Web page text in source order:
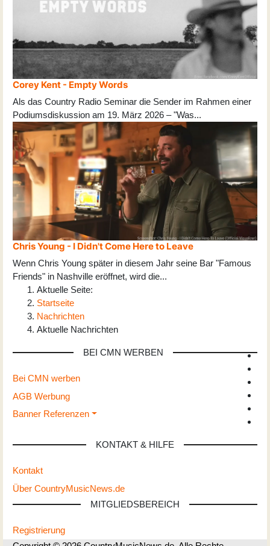
Corey Kent - Empty Words
Als das Country Radio Seminar die Sender im Rahmen einer
Podiumsdiskussion am 19. März 2026 – "Was...
Chris Young - I Didn't Come Here to Leave
Wenn Chris Young später in diesem Jahr seine Bar "Famous
Friends" in Nashville eröffnet, wird die...
Aktuelle Seite:
Startseite
Nachrichten
Aktuelle Nachrichten
BEI CMN WERBEN
Bei CMN werben
AGB Werbung
Banner Referenzen
KONTAKT & HILFE
Kontakt
Über CountryMusicNews.de
MITGLIEDSBEREICH
Registrierung